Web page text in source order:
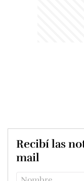
Recibí las
mail